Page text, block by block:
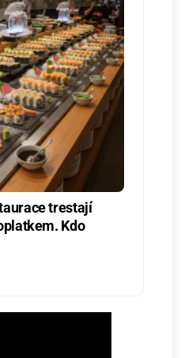
trestají
Kdo